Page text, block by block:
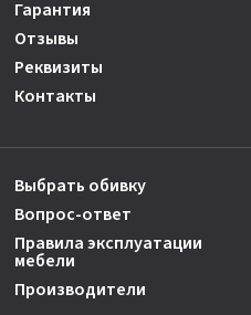
Гарантия
Отзывы
Реквизиты
Контакты
Выбрать обивку
Вопрос-ответ
Правила эксплуатации
мебели
Производители